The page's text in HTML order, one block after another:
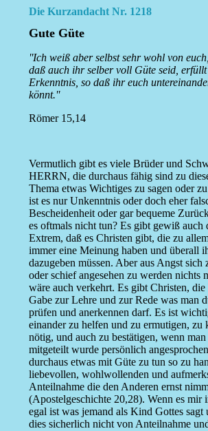
Die Kurzandacht Nr. 1218
Gute Güte
''Ich weiß aber selbst sehr wohl von
daß auch ihr selber voll Güte seid,
Erkenntnis, so daß ihr euch
könnt.''
Römer 15,14
Vermutlich gibt es viele Brüder und
HERRN, die durchaus fähig sind zu
Thema etwas Wichtiges zu sagen oder
ist es nur Unkenntnis oder doch eher
Bescheidenheit oder gar bequeme
es oftmals nicht tun? Es gibt gewiß auch
Extrem, daß es Christen gibt, die zu
immer eine Meinung haben und überall
dazugeben müssen. Aber aus Angst sich
oder schief angesehen zu werden nichts
wäre auch verkehrt. Es gibt Christen, die
Gabe zur Lehre und zur Rede was man
prüfen und anerkennen darf. Es ist
einander zu helfen und zu ermutigen, zu
nötig, und auch zu bestätigen, wenn
mitgeteilt wurde persönlich
durchaus etwas mit Güte zu tun so zu
liebevollen, wohlwollenden und
Anteilnahme die den Anderen ernst
(Apostelgeschichte 20,28). Wenn es mir
egal ist was jemand als Kind Gottes sagt
dies sicherlich nicht von Anteilnahme